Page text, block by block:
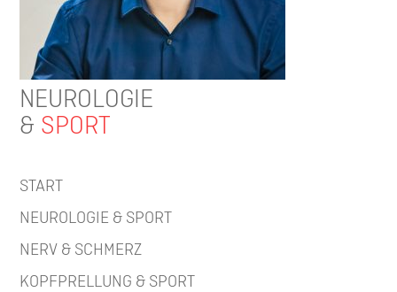
NEUROLOGIE
& SPORT
START
NEUROLOGIE & SPORT
NERV & SCHMERZ
KOPFPRELLUNG & SPORT